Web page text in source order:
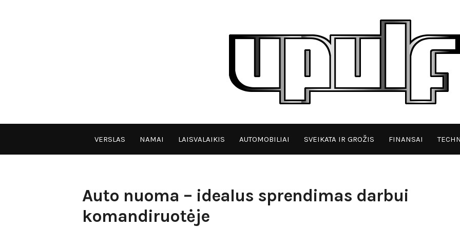
VPULF
VERSLAS NAMAI LAISVALAIKIS AUTOMOBILIAI SVEIKATA IR GROŽIS FINANSAI
Auto nuoma – idealus sprendimas darbui
komandiruotėje